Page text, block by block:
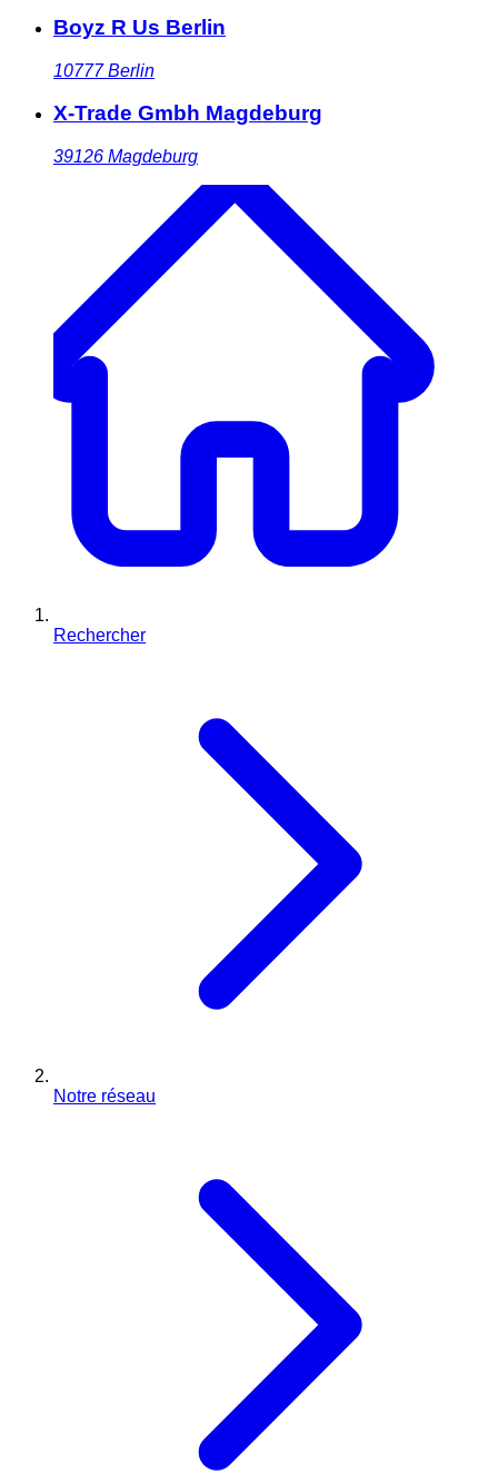
Boyz R Us Berlin
10777 Berlin
X-Trade Gmbh Magdeburg
39126 Magdeburg
Rechercher
Notre réseau